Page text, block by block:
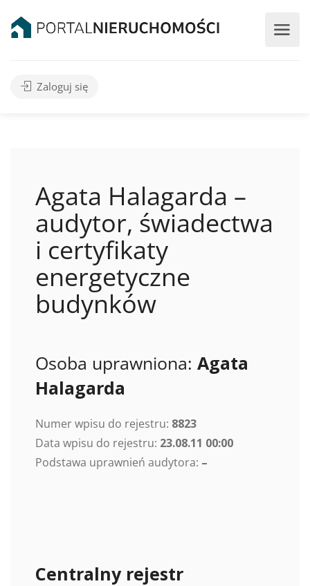
Zaloguj się
Agata Halagarda –
audytor, świadectwa
i certyfikaty
energetyczne
budynków
Osoba uprawniona: Agata
Halagarda
Numer wpisu do rejestru: 8823
Data wpisu do rejestru: 23.08.11 00:00
Podstawa uprawnień audytora: –
Centralny rejestr